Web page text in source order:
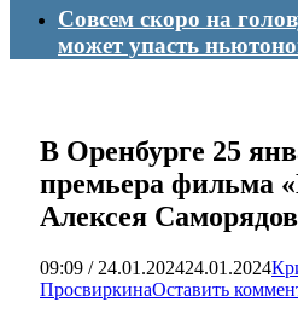
Совсем скоро на
может упасть
В Оренбурге 25
премьера фильма
Алексея
09:09 / 24.01.202424.01.2024
ПросвиркинаОставить